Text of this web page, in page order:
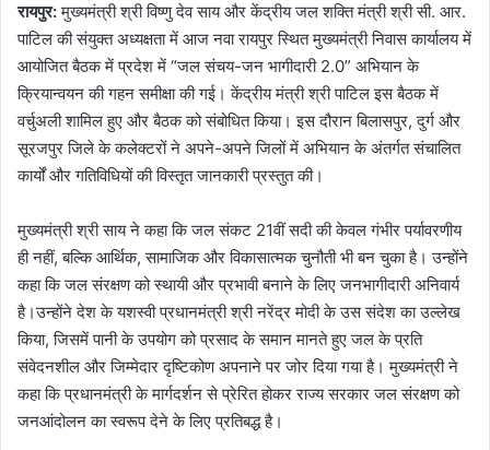
रायपुर:मुख्यमंत्री श्री विष्णु देव साय और केंद्रीय जल शक्ति मंत्री श्री सी. आर.
पाटिल की संयुक्त अध्यक्षता में आज नवा रायपुर स्थित मुख्यमंत्री निवास कार्यालय में
आयोजित बैठक में प्रदेश में “जल संचय-जन भागीदारी 2.0” अभियान के
क्रियान्वयन की गहन समीक्षा की गई। केंद्रीय मंत्री श्री पाटिल इस बैठक में
वर्चुअली शामिल हुए और बैठक को संबोधित किया। इस दौरान बिलासपुर, दुर्ग और
सूरजपुर जिले के कलेक्टरों ने अपने-अपने जिलों में अभियान के अंतर्गत संचालित
कार्यों और गतिविधियों की विस्तृत जानकारी प्रस्तुत की।
मुख्यमंत्री श्री साय ने कहा कि जल संकट 21वीं सदी की केवल गंभीर पर्यावरणीय
ही नहीं, बल्कि आर्थिक, सामाजिक और विकासात्मक चुनौती भी बन चुका है। उन्होंने
कहा कि जल संरक्षण को स्थायी और प्रभावी बनाने के लिए जनभागीदारी अनिवार्य
है।उन्होंने देश के यशस्वी प्रधानमंत्री श्री नरेंद्र मोदी के उस संदेश का उल्लेख
किया, जिसमें पानी के उपयोग को प्रसाद के समान मानते हुए जल के प्रति
संवेदनशील और जिम्मेदार दृष्टिकोण अपनाने पर जोर दिया गया है। मुख्यमंत्री ने
कहा कि प्रधानमंत्री के मार्गदर्शन से प्रेरित होकर राज्य सरकार जल संरक्षण को
जनआंदोलन का स्वरूप देने के लिए प्रतिबद्ध है।